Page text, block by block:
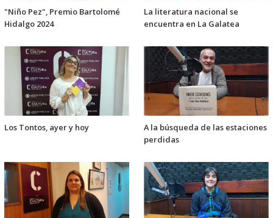
"Niño Pez", Premio Bartolomé
Hidalgo 2024
La literatura nacional se
encuentra en La Galatea
Los Tontos, ayer y hoy
A la búsqueda de las estaciones
perdidas